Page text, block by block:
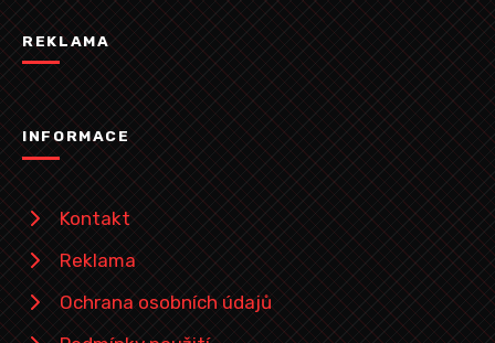
REKLAMA
INFORMACE
Kontakt
Reklama
Ochrana osobních údajů